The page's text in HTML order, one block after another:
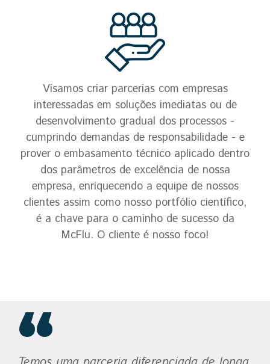
Visamos criar parcerias com empresas
interessadas em soluções imediatas ou de
desenvolvimento gradual dos processos -
cumprindo demandas de responsabilidade - e
prover o embasamento técnico aplicado dentro
dos parâmetros de excelência de nossa
empresa, enriquecendo a equipe de nossos
clientes assim como nosso portfólio científico,
é a chave para o caminho de sucesso da
McFlu. O cliente é nosso foco!